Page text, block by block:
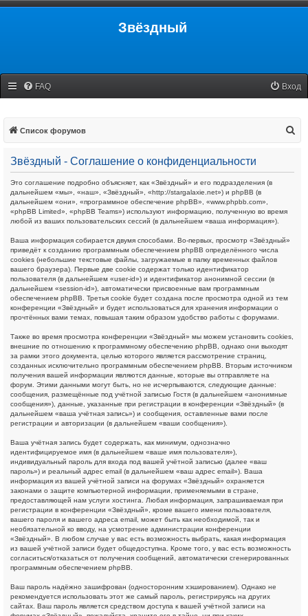
Звёздный
FAQ Вход
Список форумов
Звёздный - Соглашение о конфиденциальности
Это соглашение подробно объясняет, как «Звёздный» и его подразделения (в
дальнейшем «мы», «наш», «Звёздный», «http://stargalaxie.net») и phpBB (в
дальнейшем «они», «программное обеспечение phpBB», «www.phpbb.com»,
«phpBB Limited», «phpBB Teams») используют информацию, полученную во время
любой из ваших пользовательских сессий (в дальнейшем «ваша информация»).
Ваша информация собирается двумя способами. Во-первых, просмотр «Звёздный»
приведёт к созданию программным обеспечением phpBB определённого числа
cookies (небольшие текстовые файлы, загружаемые в папку временных файлов
вашего браузера). Первые две cookie содержат только идентификатор
пользователя (в дальнейшем «user-id») и идентификатор анонимной сессии (в
дальнейшем «session-id»), автоматически присвоенные вам программным
обеспечением phpBB. Третья cookie будет создана после просмотра одной из тем
конференции «Звёздный» и будет использоваться для хранения информации о
прочтённых вами темах, повышая таким образом удобство работы с форумами.
Также во время просмотра конференции «Звёздный» мы можем установить cookies,
внешние по отношению к программному обеспечению phpBB, однако они выходят
за рамки этого документа, целью которого является рассмотрение страниц,
созданных исключительно программным обеспечением phpBB. Вторым источником
получения вашей информации являются данные, которые вы отправляете на
форум. Этими данными могут быть, но не исчерпываются, следующие данные:
сообщения, размещённые под учётной записью Гостя (в дальнейшем «анонимные
сообщения»), данные, указанные при регистрации в конференции «Звёздный» (в
дальнейшем «ваша учётная запись») и сообщения, оставленные вами после
регистрации и авторизации (в дальнейшем «ваши сообщения»).
Ваша учётная запись будет содержать, как минимум, однозначно
идентифицируемое имя (в дальнейшем «ваше имя пользователя»),
индивидуальный пароль для входа под вашей учётной записью (далее «ваш
пароль») и реальный адрес email (в дальнейшем «ваш адрес email»). Ваша
информация из вашей учётной записи на форумах «Звёздный» охраняется
законами о защите компьютерной информации, применяемыми в стране,
предоставляющей нам услуги хостинга. Любая информация, запрашиваемая при
регистрации в конференции «Звёздный», кроме вашего имени пользователя,
вашего пароля и вашего адреса email, может быть как необходимой, так и
необязательной ко вводу, на усмотрение администрации конференции
«Звёздный». В любом случае у вас есть возможность выбрать, какая информация
из вашей учётной записи будет общедоступна. Кроме того, у вас есть возможность
согласиться/отказаться от получения сообщений, автоматически сгенерированных
программным обеспечением phpBB.
Ваш пароль надёжно зашифрован (односторонним хэшированием). Однако не
рекомендуется использовать этот же самый пароль, регистрируясь на других
сайтах. Ваш пароль является средством доступа к вашей учётной записи на